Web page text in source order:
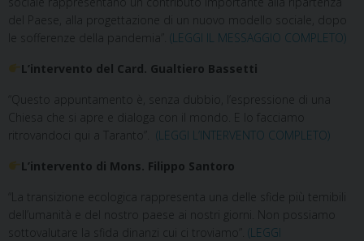
del Paese, alla progettazione di un nuovo modello sociale, dopo
le sofferenze della pandemia”.
(LEGGI IL MESSAGGIO COMPLETO)
L’intervento del Card. Gualtiero Bassetti
“Questo appuntamento è, senza dubbio, l’espressione di una
Chiesa che si apre e dialoga con il mondo. E lo facciamo
ritrovandoci qui a Taranto”.
(LEGGI L’INTERVENTO COMPLETO)
L’intervento di Mons. Filippo Santoro
“La transizione ecologica rappresenta una delle sfide più temibili
dell’umanità e del nostro paese ai nostri giorni. Non possiamo
sottovalutare la sfida dinanzi cui ci troviamo”. (LEGGI